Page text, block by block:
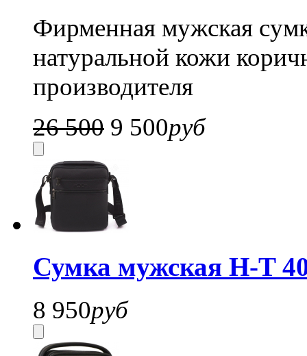
Фирменная мужская
натуральной кожи
производителя
26 500 9 500руб
Сумка мужская H-T
8 950руб